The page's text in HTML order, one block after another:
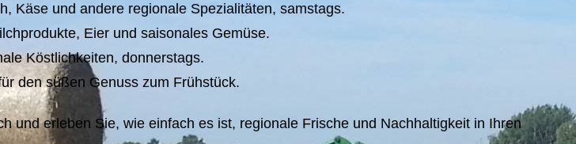
Käse und andere regionale Spezialitäten, samstags.
Eier und saisonales Gemüse.
Köstlichkeiten, donnerstags.
den süßen Genuss zum Frühstück.
und erleben Sie, wie einfach es ist, regionale Frische und Nachhaltigkeit in Ihren